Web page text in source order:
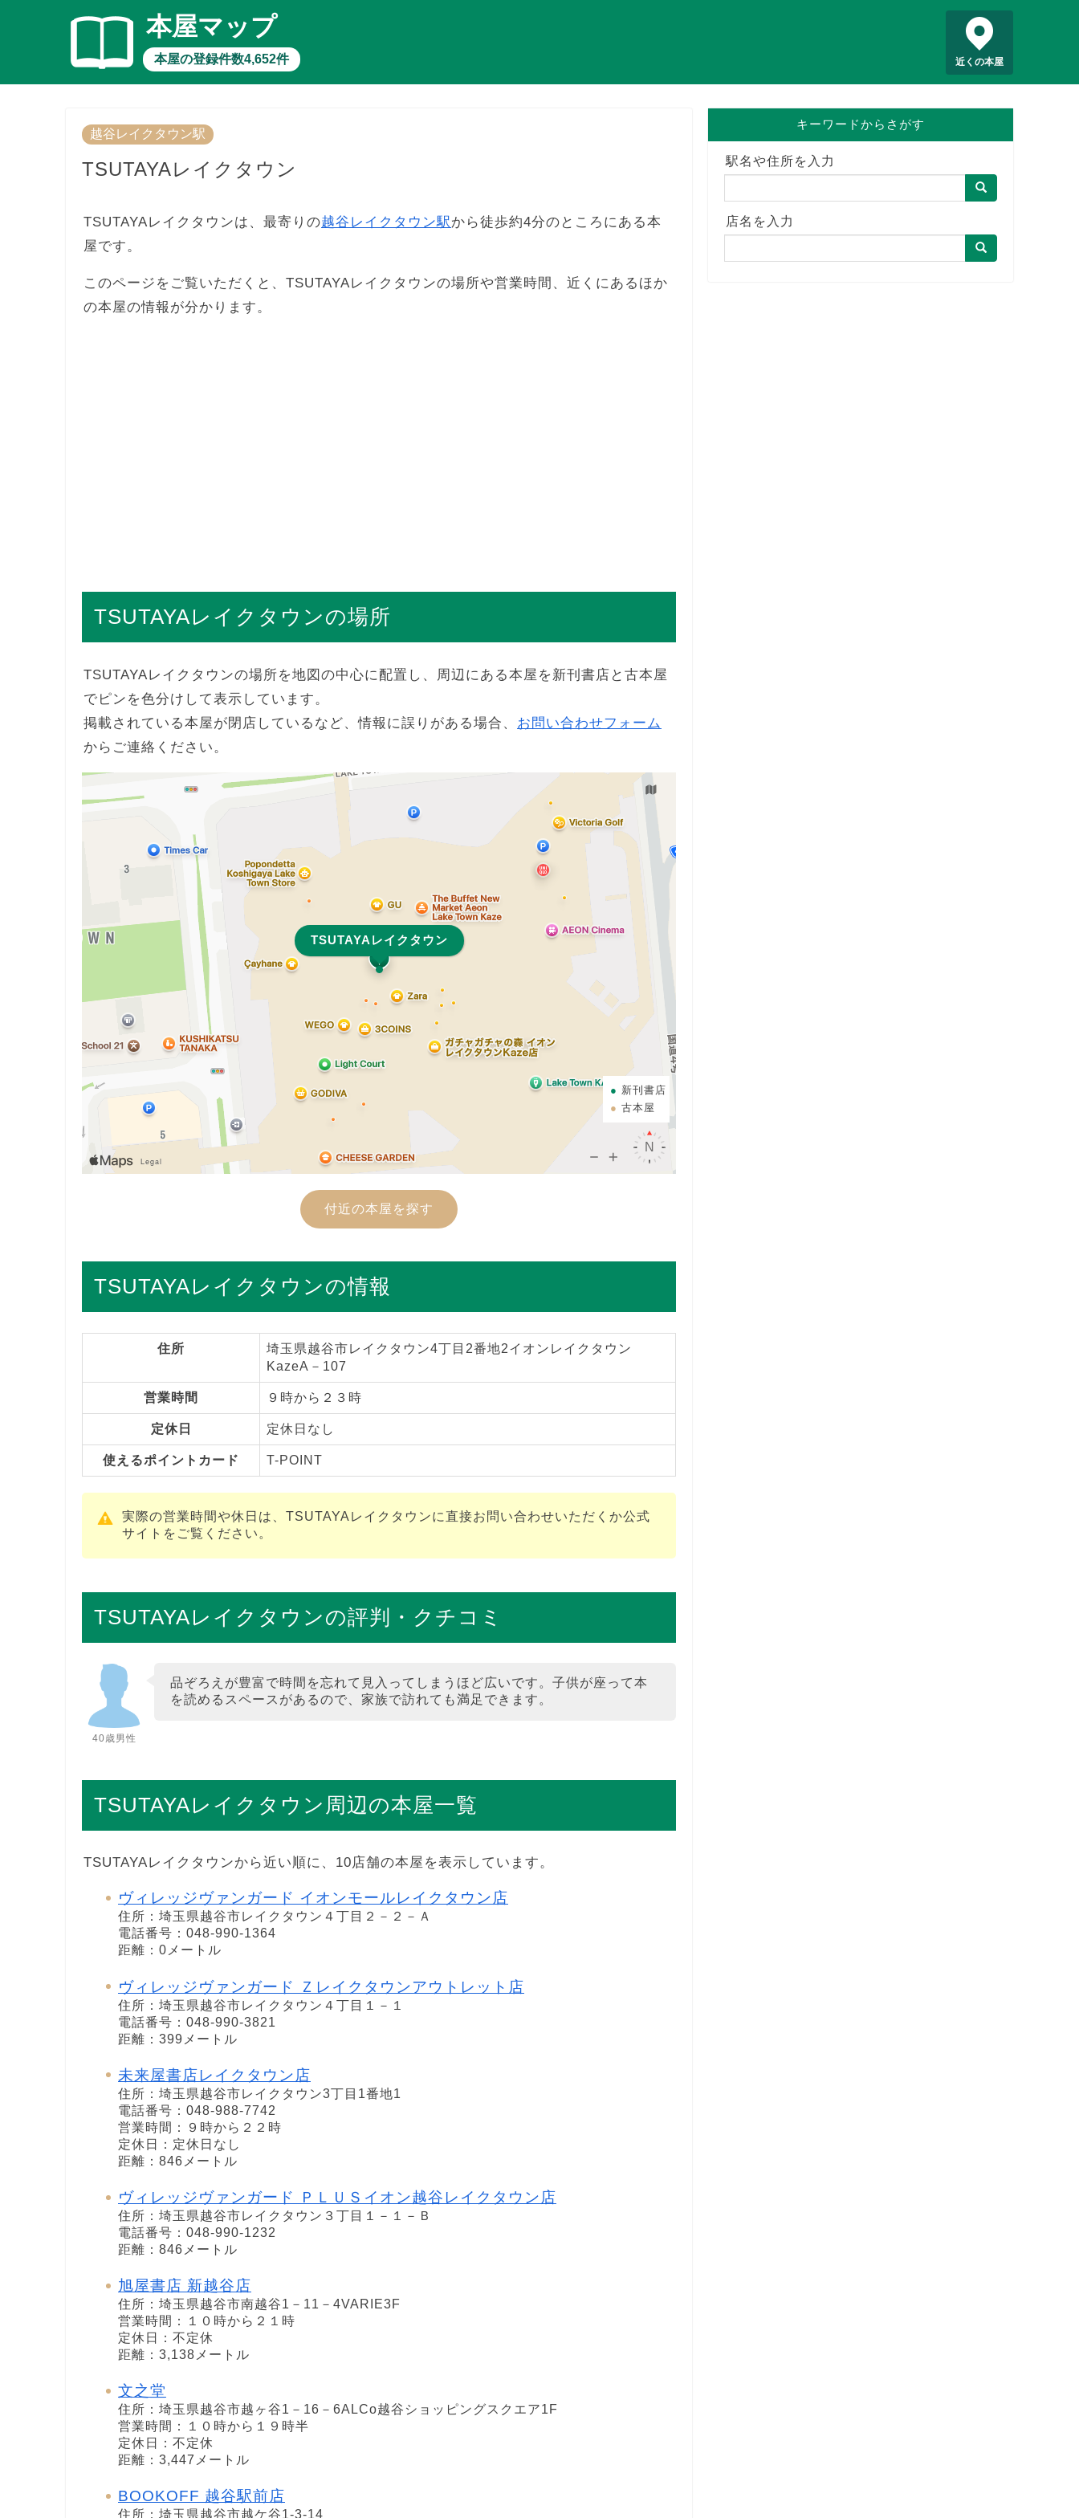
本屋マップ
本屋の登録件数4,652件 近くの本屋
越谷レイクタウン駅
TSUTAYAレイクタウン
TSUTAYAレイクタウンは、最寄りの越谷レイクタウン駅から徒歩約4分のところにある本
屋です。
このページをご覧いただくと、TSUTAYAレイクタウンの場所や営業時間、近くにあるほか
の本屋の情報が分かります。
TSUTAYAレイクタウンの場所
TSUTAYAレイクタウンの場所を地図の中心に配置し、周辺にある本屋を新刊書店と古本屋
でピンを色分けして表示しています。
掲載されている本屋が閉店しているなど、情報に誤りがある場合、 お問い合わせフォーム
からご連絡ください。
TSUTAYAレイクタウン
新刊書店
古本屋
付近の本屋を探す
TSUTAYAレイクタウンの情報
住所
埼玉県越谷市レイクタウン4丁目2番地2イオンレイクタウン
KazeA－107
営業時間 ９時から２３時
定休日 定休日なし
使えるポイントカード T-POINT
実際の営業時間や休日は、TSUTAYAレイクタウンに直接お問い合わせいただくか公式
サイトをご覧ください。
TSUTAYAレイクタウンの評判・クチコミ
40歳男性
品ぞろえが豊富で時間を忘れて見入ってしまうほど広いです。子供が座って本
を読めるスペースがあるので、家族で訪れても満足できます。
TSUTAYAレイクタウン周辺の本屋一覧
TSUTAYAレイクタウンから近い順に、10店舗の本屋を表示しています。
ヴィレッジヴァンガード イオンモールレイクタウン店
住所：埼玉県越谷市レイクタウン４丁目２－２－Ａ
電話番号：048-990-1364
距離：0メートル
ヴィレッジヴァンガード Ｚレイクタウンアウトレット店
住所：埼玉県越谷市レイクタウン４丁目１－１
電話番号：048-990-3821
距離：399メートル
未来屋書店レイクタウン店
住所：埼玉県越谷市レイクタウン3丁目1番地1
電話番号：048-988-7742
営業時間：９時から２２時
定休日：定休日なし
距離：846メートル
ヴィレッジヴァンガード ＰＬＵＳイオン越谷レイクタウン店
住所：埼玉県越谷市レイクタウン３丁目１－１－Ｂ
電話番号：048-990-1232
距離：846メートル
旭屋書店 新越谷店
住所：埼玉県越谷市南越谷1－11－4VARIE3F
営業時間：１０時から２１時
定休日：不定休
距離：3,138メートル
文之堂
住所：埼玉県越谷市越ヶ谷1－16－6ALCo越谷ショッピングスクエア1F
営業時間：１０時から１９時半
定休日：不定休
距離：3,447メートル
BOOKOFF 越谷駅前店
住所：埼玉県越谷市越ケ谷1-3-14
キーワードからさがす
駅名や住所を入力
店名を入力